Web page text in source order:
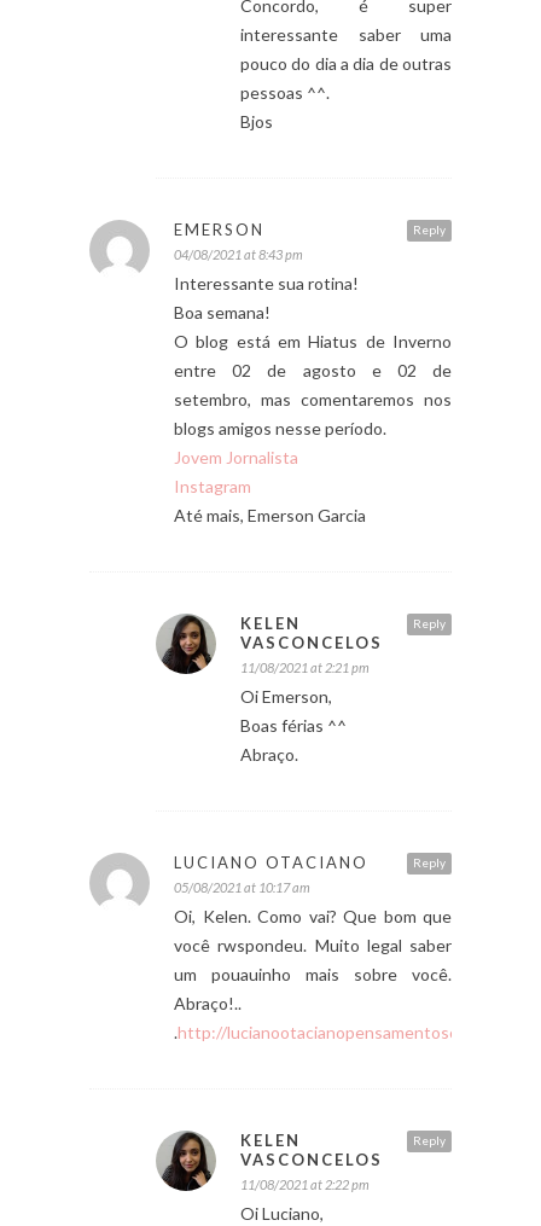
Concordo, é super
interessante saber uma
pouco do dia a dia de outras
pessoas ^^.
Bjos
Reply
EMERSON
04/08/2021 at 8:43 pm
Interessante sua rotina!
Boa semana!
O blog está em Hiatus de Inverno
entre 02 de agosto e 02 de
setembro, mas comentaremos nos
blogs amigos nesse período.
Jovem Jornalista
Instagram
Até mais, Emerson Garcia
Reply
KELEN
VASCONCELOS
11/08/2021 at 2:21 pm
Oi Emerson,
Boas férias ^^
Abraço.
Reply
LUCIANO OTACIANO
05/08/2021 at 10:17 am
Oi, Kelen. Como vai? Que bom que
você rwspondeu. Muito legal saber
um pouauinho mais sobre você.
Abraço!..
.http://
Reply
KELEN
VASCONCELOS
11/08/2021 at 2:22 pm
Oi Luciano,